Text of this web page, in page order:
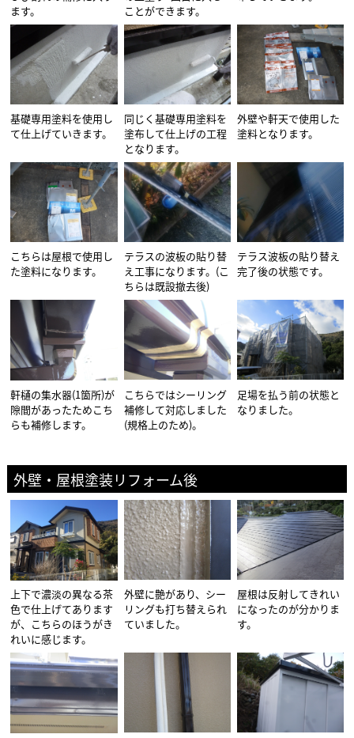
ます。
ことができます。
基礎専用塗料を使用し
て仕上げていきます。
同じく基礎専用塗料を
塗布して仕上げの工程
となります。
外壁や軒天で使用した
塗料となります。
こちらは屋根で使用し
た塗料になります。
テラスの波板の貼り替
え工事になります。(こ
ちらは既設撤去後)
テラス波板の貼り替え
完了後の状態です。
軒樋の集水器(1箇所)が
隙間があったためこち
らも補修します。
こちらではシーリング
補修して対応しました
(規格上のため)。
足場を払う前の状態と
なりました。
外壁・屋根塗装リフォーム後
上下で濃淡の異なる茶
色で仕上げてあります
が、こちらのほうがき
れいに感じます。
外壁に艶があり、シー
リングも打ち替えられ
ていました。
屋根は反射してきれい
になったのが分かりま
す。